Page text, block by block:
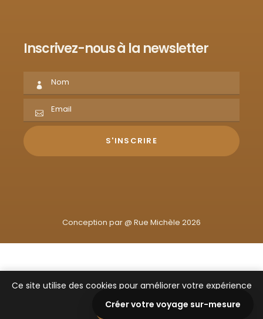
Inscrivez-nous à la newsletter
Conception par @ Rue Michèle 2026
Ce site utilise des cookies pour améliorer votre expérience
Créer votre voyage sur-mesure